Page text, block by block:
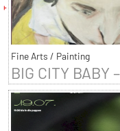
Fine Arts / Painting
BIG CITY